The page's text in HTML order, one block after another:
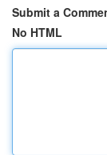
Submit a
No HTML